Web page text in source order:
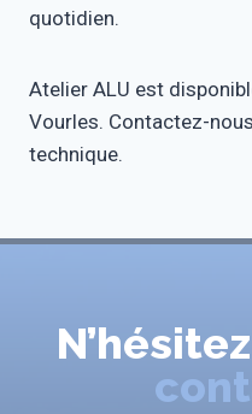
quotidien.
Atelier ALU est
Vourles. Contactez-
technique.